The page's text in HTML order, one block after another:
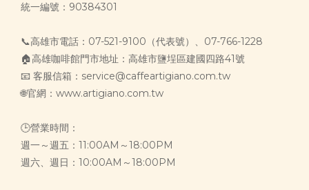
統一編號：90384301
📞高雄市電話：07-521-9100（代表號）、07-766-1228
🏠高雄咖啡館門市地址：高雄市鹽埕區建國四路41號
📧 客服信箱：service@caffeartigiano.com.tw
🌐官網：www.artigiano.com.tw
🕒營業時間：
週一～週五：11:00AM～18:00PM
週六、週日：10:00AM～18:00PM